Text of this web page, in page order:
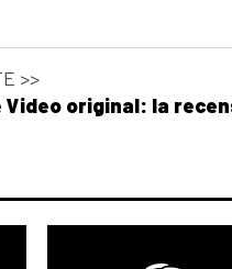
>>
Video original: la